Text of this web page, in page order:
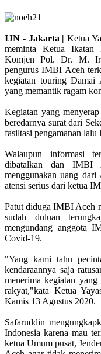
IJN - Jakarta |Ketua
meminta Ketua
Komjen Pol. Dr. M.
pengurus IMBI Aceh
kegiatan touring Damai
yang memantik ragam
Kegiatan yang
beredarnya surat dari
fasiltasi pengamanan
Walaupun informasi
dibatalkan dan IMBI
menggunakan uang
atensi serius dari ketua
Patut diduga IMBI Aceh
sudah duluan
mengundang anggota
Covid-19.
"Yang kami tahu
kendaraannya saja
menerima kegiatan
rakyat,"kata Ketua
Kamis 13 Agustus 2020.
Safaruddin
Indonesia karena mau
ketua Umum pusat,